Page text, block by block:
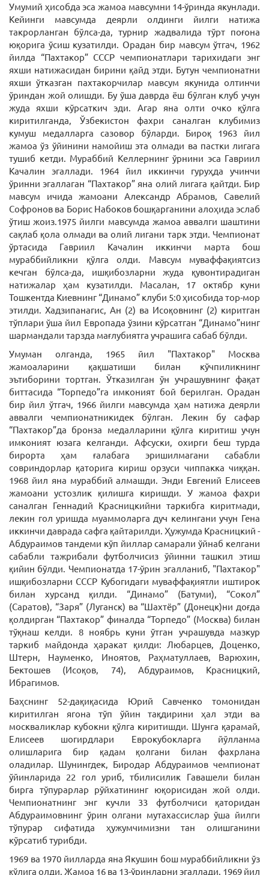
Умумий ҳисобда эса жамоа мавсумни 14-ўринда якунлади.
Кейинги мавсумда деярли олдинги йилги натижа
такрорланган бўлса-да, турнир жадвалида тўрт поғона
юқорига ўсиш кузатилди. Орадан бир мавсум ўтгач, 1962
йилда “Пахтакор” СССР чемпионатлари тарихидаги энг
яхши натижасидан бирини қайд этди. Бутун чемпионатни
яхши ўтказган пахтакорчилар мавсум якунида олтинчи
ўриндан жой олишди. Бу ўша даврда ёш бўлган клуб учун
жуда яхши кўрсаткич эди. Агар яна олти очко қўлга
киритилганда, Ўзбекистон фахри саналган клубимиз
кумуш медалларга сазовор бўларди. Бироқ 1963 йил
жамоа ўз ўйинини намойиш эта олмади ва пастки лигага
тушиб кетди. Мураббий Келлернинг ўрнини эса Гавриил
Качалин эгаллади. 1964 йил иккинчи гуруҳда учинчи
ўринни эгаллаган “Пахтакор” яна олий лигага қайтди. Бир
мавсум ичида жамоани Александр Абрамов, Савелий
Софронов ва Борис Набоков бошқарганини алоҳида эслаб
ўтиш жоиз.1975 йилги мавсумда жамоа аввалги шаштини
сақлаб қола олмади ва олий лигани тарк этди. Чемпионат
ўртасида Гавриил Качалин иккинчи марта бош
мураббийликни қўлга олди. Мавсум муваффақиятсиз
кечган бўлса-да, ишқибозларни жуда қувонтирадиган
натижалар ҳам кузатилди. Масалан, 17 октябр куни
Тошкентда Киевнинг “Динамо” клуби 5:0 ҳисобида тор-мор
этилди. Хадзипанагис, Ан (2) ва Исоқовнинг (2) киритган
тўплари ўша йил Европада ўзини кўрсатган “Динамо”нинг
шармандали тарзда мағлубиятга учрашига сабаб бўлди.
Умуман олганда, 1965 йил "Пахтакор" Москва
жамоаларини қақшатиши билан кўчпиликнинг
эътиборини тортган. Ўтказилган ўн учрашувнинг фақат
биттасида “Торпедо”га имконият бой берилган. Орадан
бир йил ўтгач, 1966 йилги мавсумда ҳам натижа деярли
аввалги чемпионатникидек бўлган. Лекин бу сафар
“Пахтакор”да бронза медалларини қўлга киритиш учун
имконият юзага келганди. Афсуски, охирги беш турда
бирорта ҳам ғалабага эришилмагани сабабли
совриндорлар қаторига кириш орзуси чиппакка чиққан.
1968 йил яна мураббий алмашди. Энди Евгений Елисеев
жамоани устозлик қилишга киришди. У жамоа фахри
саналган Геннадий Красницкийни таркибга киритмади,
лекин гол уришда муаммоларга дуч келингани учун Гена
иккинчи даврада сафга қайтарилди. Ҳужумда Красницкий -
Абдураимов тандеми кўп йиллар самарали ўйнаб келгани
сабабли тажрибали футболчисиз ўйинни ташкил этиш
қийин бўлди. Чемпионатда 17-ўрин эгалланиб, "Пахтакор"
ишқибозларни СССР Кубогидаги муваффақиятли иштирок
билан хурсанд қилди. “Динамо” (Батуми), “Сокол”
(Саратов), “Заря” (Луганск) ва “Шахтёр” (Донецк)ни доғда
қолдирган “Пахтакор” финалда “Торпедо” (Москва) билан
тўқнаш келди. 8 ноябрь куни ўтган учрашувда мазкур
таркиб майдонда ҳаракат қилди: Любарцев, Доценко,
Штерн, Науменко, Иноятов, Раҳматуллаев, Варюхин,
Бектошев (Исоқов, 74), Абдураимов, Красницкий,
Ибрагимов.
Баҳснинг 52-дақиқасида Юрий Савченко томонидан
киритилган ягона тўп ўйин тақдирини ҳал этди ва
москваликлар кубокни қўлга киритишди. Шунга қарамай,
Елисеев шогирдлари Еврокубокларга йўлланма
олишларига бир қадам қолгани билан фахрлана
оладилар. Шунингдек, Биродар Абдураимов чемпионат
ўйинларида 22 гол уриб, тбилисилик Гавашели билан
бирга тўпурарлар рўйхатининг юқорисидан жой олди.
Чемпионатнинг энг кучли 33 футболчиси қаторидан
Абдураимовнинг ўрин олгани мутахассислар ўша йилги
тўпурар сифатида ҳужумчимизни тан олишганини
кўрсатиб турибди.
1969 ва 1970 йилларда яна Якушин бош мураббийликни ўз
қўлига олди. Жамоа 16 ва 13-ўринларни эгаллади. 1969 йил